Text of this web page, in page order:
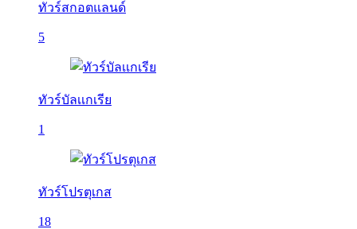
ทัวร์สกอตแลนด์
5
ทัวร์บัลเเกเรีย
1
ทัวร์โปรตุเกส
18